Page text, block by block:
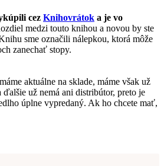
cez Knihovrátok a je vo
medzi touto knihou a novou by ste
sme označili nálepkou, ktorá môže
zanechať stopy.
aktuálne na sklade, máme však už
ďalšie už nemá ani distribútor, preto je
úplne vypredaný. Ak ho chcete mať,